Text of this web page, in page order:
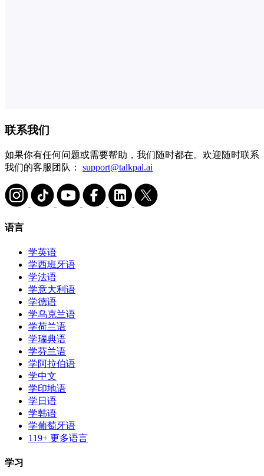
联系我们
如果你有任何问题或需要帮助，我们随时都在。欢迎随时联系
我们的客服团队： support@talkpal.ai
语言
学英语
学西班牙语
学法语
学意大利语
学德语
学乌克兰语
学荷兰语
学瑞典语
学芬兰语
学阿拉伯语
学中文
学印地语
学日语
学韩语
学葡萄牙语
119+ 更多语言
学习